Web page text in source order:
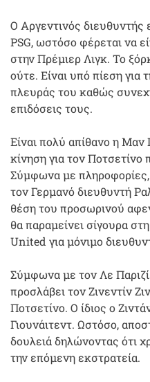
Ο Αργεντινός διευθυντής
PSG, ωστόσο φέρεται να
στην Πρέμιερ Λιγκ. Το
ούτε. Είναι υπό πίεση για
πλευράς του καθώς
επιδόσεις τους.
Είναι πολύ απίθανο η Μαν
κίνηση για τον Ποτσετίνο
Σύμφωνα με
τον Γερμανό διευθυντή
θέση του προσωρινού
θα παραμείνει σίγουρα
United για μόνιμο
Σύμφωνα με τον Λε
προσλάβει τον Ζινεντίν
Ποτσετίνο. Ο ίδιος ο
Γιουνάιτεντ. Ωστόσο,
δουλειά δηλώνοντας ότι
την επόμενη εκστρατεία.